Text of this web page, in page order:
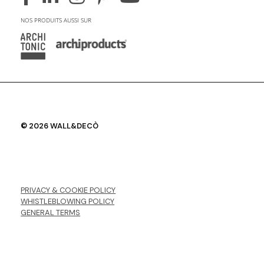
NOS PRODUITS AUSSI SUR
© 2026 WALL&DECÒ
PRIVACY & COOKIE POLICY
WHISTLEBLOWING POLICY
GENERAL TERMS